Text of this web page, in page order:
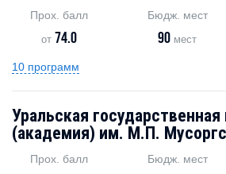
Прох. балл
от 74.0
Бюдж. мест
90 мест
10 программ
Уральская
(академия) им. М.П.
Прох. балл Бюдж. мест